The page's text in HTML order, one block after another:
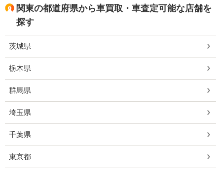
関東の都道府県から車買取・車査定可能な店舗を
探す
茨城県
栃木県
群馬県
埼玉県
千葉県
東京都